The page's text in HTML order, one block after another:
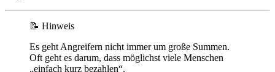
📝 Hinweis
Es geht Angreifern nicht immer um große Summen.
Oft geht es darum, dass möglichst viele Menschen
„einfach kurz bezahlen“.